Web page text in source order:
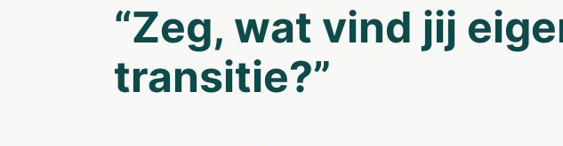
“Zeg, wat vind jij
transitie?”